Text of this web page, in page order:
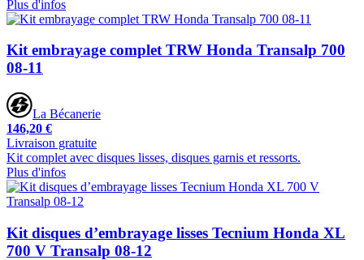
Plus d'infos
Kit embrayage complet TRW Honda Transalp 700
08-11
La Bécanerie
146,20 €
Livraison gratuite
Kit complet avec disques lisses, disques garnis et ressorts.
Plus d'infos
Kit disques d’embrayage lisses Tecnium Honda XL
700 V Transalp 08-12